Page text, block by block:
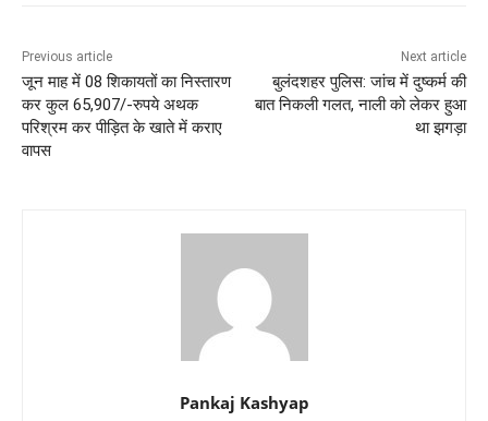
Previous article
जून माह में 08 शिकायतों का निस्तारण
कर कुल 65,907/-रुपये अथक
परिश्रम कर पीड़ित के खाते में कराए
वापस
Next article
बुलंदशहर पुलिस: जांच में दुष्कर्म की
बात निकली गलत, नाली को लेकर हुआ
था झगड़ा
Pankaj Kashyap